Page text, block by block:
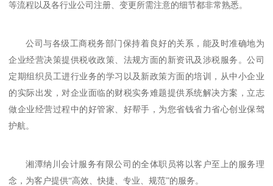
等流程以及各行业公司注册、变更所需注意的细节都非常熟悉。
公司与各级工商税务部门保持着良好的关系，能及时准确地为
企业经营决策提供税收政策、法规方面的新资讯及涉税服务。公司
定期组织员工进行业务的学习以及新政策方面的培训， 从中小企业
的实际出发，对企业面临的财税实务难题提供系统解决方案， 立志
做企业经营过程中的好管家、好帮手， 为您省钱省力省心创业保驾
护航。
湘潭纳川会计服务有限公司 的全体职员将以客户至上的服务理
念，为客户提供“高效、快捷、专业、规范”的服务。